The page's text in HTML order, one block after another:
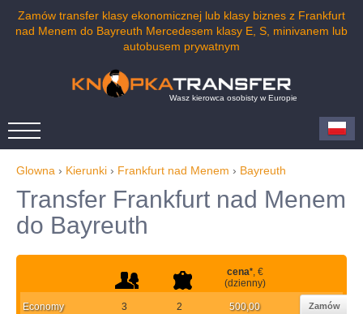
Zamów transfer klasy ekonomicznej lub klasy biznes z Frankfurt
nad Menem do Bayreuth Mercedesem klasy E, S, minivanem lub
autobusem prywatnym
Wasz kierowca osobisty w Europie
Glowna › Kierunki › Frankfurt nad Menem › Bayreuth
Transfer Frankfurt nad Menem
do Bayreuth
cena*, €
(dzienny)
Economy 3 2 500,00 Zamów